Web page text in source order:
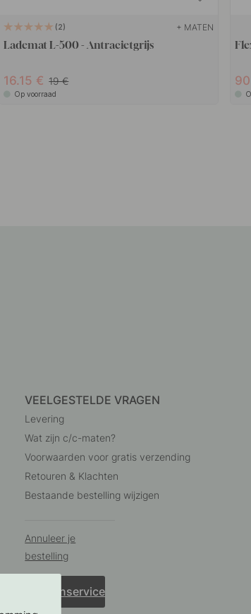
2 + MATEN
Lademat L-500 - Antracietgrijs
16.15 19
Op voorraad
VEELGESTELDE VRAGEN
Levering
Wat zijn c/c-maten?
Voorwaarden voor gratis verzending
Retouren & Klachten
Bestaande bestelling wijzigen
Annuleer je
bestelling
Klantenservice